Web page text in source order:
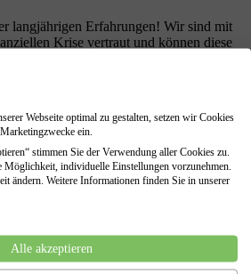
langjährigen Erfahrungen! Wir sind mit
Krise vertraut und können diese
Verbraucher und Selbstständige
mit den Gläubigern
zur Vermeidung des
und Begleitung durch das
dem Insolvenzgericht und dem
Webseite optimal zu gestalten, setzen wir Cookies
ein.
stimmen Sie der Verwendung aller Cookies zu.
Möglichkeit, individuelle Einstellungen vorzunehmen.
ändern. Weitere Informationen finden Sie in unserer
Alle akzeptieren